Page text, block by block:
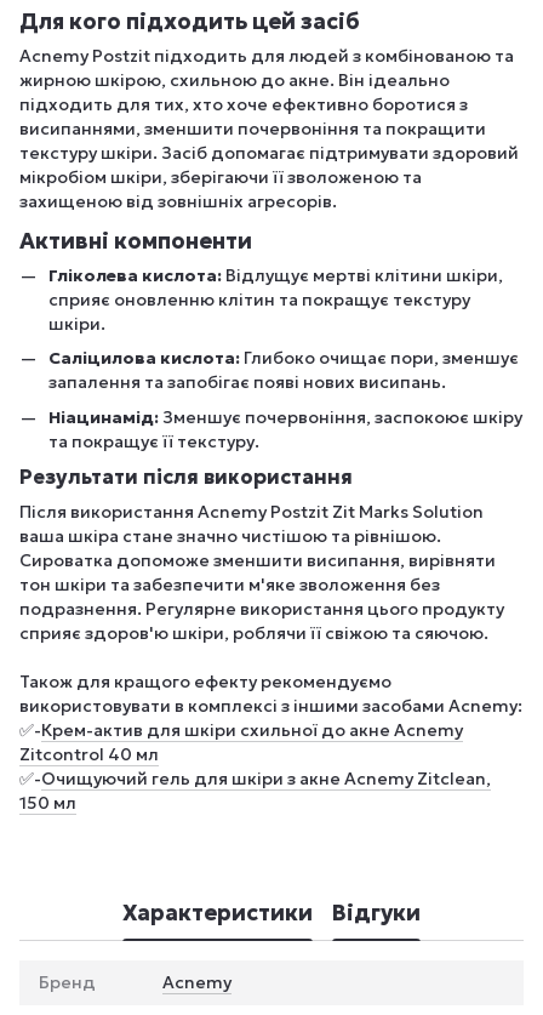
Для кого підходить цей засіб
Acnemy Postzit підходить для людей з комбінованою та
жирною шкірою, схильною до акне. Він ідеально
підходить для тих, хто хоче ефективно боротися з
висипаннями, зменшити почервоніння та покращити
текстуру шкіри. Засіб допомагає підтримувати здоровий
мікробіом шкіри, зберігаючи її зволоженою та
захищеною від зовнішніх агресорів.
Активні компоненти
Гліколева кислота: Відлущує мертві клітини шкіри,
сприяє оновленню клітин та покращує текстуру
шкіри.
Саліцилова кислота: Глибоко очищає пори, зменшує
запалення та запобігає появі нових висипань.
Ніацинамід: Зменшує почервоніння, заспокоює шкіру
та покращує її текстуру.
Результати після використання
Після використання Acnemy Postzit Zit Marks Solution
ваша шкіра стане значно чистішою та рівнішою.
Сироватка допоможе зменшити висипання, вирівняти
тон шкіри та забезпечити м'яке зволоження без
подразнення. Регулярне використання цього продукту
сприяє здоров'ю шкіри, роблячи її свіжою та сяючою.
Також для кращого ефекту рекомендуємо
використовувати в комплексі з іншими засобами Acnemy:
✅-Крем-актив для шкіри схильної до акне Acnemy
Zitcontrol 40 мл
✅-Очищуючий гель для шкіри з акне Acnemy Zitclean,
150 мл
Характеристики Відгуки
Бренд Acnemy